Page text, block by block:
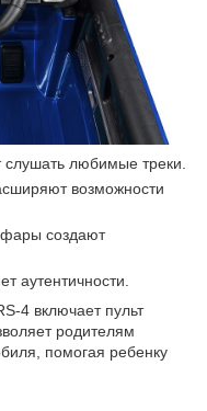
любимые треки.
возможности
создают
аутентичности.
4 включает пульт
родителям
помогая ребенку